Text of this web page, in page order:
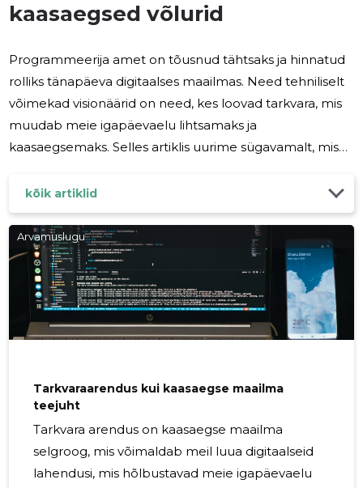
kaasaegsed võlurid
Programmeerija amet on tõusnud tähtsaks ja hinnatud
rolliks tänapäeva digitaalses maailmas. Need tehniliselt
võimekad visionäärid on need, kes loovad tarkvara, mis
muudab meie igapäevaelu lihtsamaks ja
kaasaegsemaks. Selles artiklis uurime sügavamalt, mis
ülesanded ning miks nende roll on nii oluline tänapäeva
ühiskonnas. Programmeerijad on nagu kaasaegsed
võlurid, kes võtavad abstraktsed ideed ja muudavad
need toimivaks tarkvaraks. Nende oskus kirjutada koodi
ja luua algoritme võimaldab meil nautida tervet hulka
digitaalseid lahendusi -
kõik artiklid
Arvamuslugu
Tarkvaraarendus kui kaasaegse maailma
teejuht
Tarkvara arendus on kaasaegse maailma
selgroog, mis võimaldab meil luua digitaalseid
lahendusi, mis hõlbustavad meie igapäevaelu